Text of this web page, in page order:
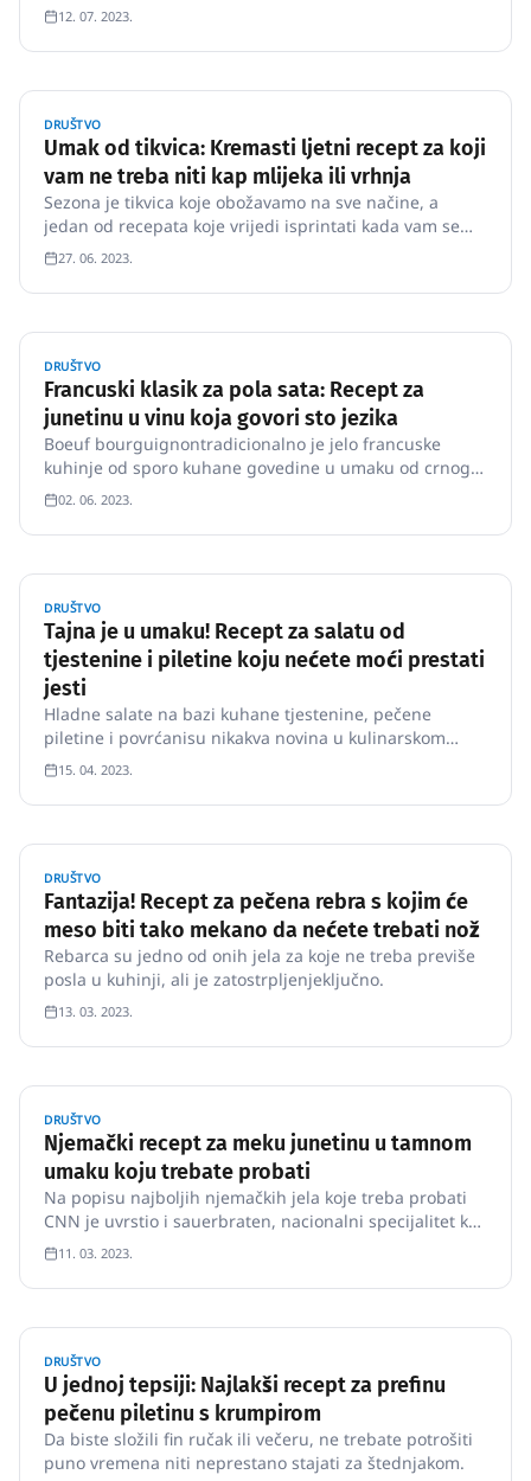
12. 07. 2023.
DRUŠTVO
Umak od tikvica: Kremasti ljetni recept za koji
vam ne treba niti kap mlijeka ili vrhnja
Sezona je tikvica koje obožavamo na sve načine, a
jedan od recepata koje vrijedi isprintati kada vam se
jede nešto brzo i fino je umak u koji ne ide niti meso,
niti mlijeko, a ovisno o tome s čime ga poslužite, ne
mora sadržavati nit gluten.
27. 06. 2023.
DRUŠTVO
Francuski klasik za pola sata: Recept za
junetinu u vinu koja govori sto jezika
Boeuf bourguignontradicionalno je jelo francuske
kuhinje od sporo kuhane govedine u umaku od crnog
vina s lučicama, šampinjonima i slaninom.
02. 06. 2023.
DRUŠTVO
Tajna je u umaku! Recept za salatu od
tjestenine i piletine koju nećete moći prestati
jesti
Hladne salate na bazi kuhane tjestenine, pečene
piletine i povrćanisu nikakva novina u kulinarskom
svijetu.
15. 04. 2023.
DRUŠTVO
Fantazija! Recept za pečena rebra s kojim će
meso biti tako mekano da nećete trebati nož
Rebarca su jedno od onih jela za koje ne treba previše
posla u kuhinji, ali je zatostrpljenjeključno.
13. 03. 2023.
DRUŠTVO
Njemački recept za meku junetinu u tamnom
umaku koju trebate probati
Na popisu najboljih njemačkih jela koje treba probati
CNN je uvrstio i sauerbraten, nacionalni specijalitet koji
bi se mogao prevesti kao „kiselo pečenje“.
11. 03. 2023.
DRUŠTVO
U jednoj tepsiji: Najlakši recept za prefinu
pečenu piletinu s krumpirom
Da biste složili fin ručak ili večeru, ne trebate potrošiti
puno vremena niti neprestano stajati za štednjakom.